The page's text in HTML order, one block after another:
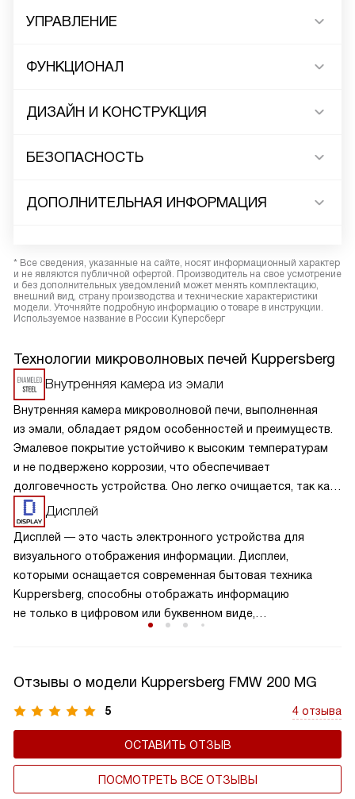
УПРАВЛЕНИЕ
ФУНКЦИОНАЛ
ДИЗАЙН И КОНСТРУКЦИЯ
БЕЗОПАСНОСТЬ
ДОПОЛНИТЕЛЬНАЯ ИНФОРМАЦИЯ
* Все сведения, указанные на сайте, носят информационный характер
и не являются публичной офертой. Производитель на свое усмотрение
и без дополнительных уведомлений может менять комплектацию,
внешний вид, страну производства и технические характеристики
модели. Уточняйте подробную информацию о товаре в инструкции.
Используемое название в России Куперсберг
Технологии микроволновых печей Kuppersberg
Внутренняя камера из эмали
Внутренняя камера микроволновой печи, выполненная
из эмали, обладает рядом особенностей и преимуществ.
Эмалевое покрытие устойчиво к высоким температурам
и не подвержено коррозии, что обеспечивает
долговечность устройства. Оно легко очищается, так как
гладкая поверхность предотвращает прилипание
остатков пищи и жира. Эмаль также обладает высокой
гигиеничностью, не впитывает запахи и не выделяет
вредных веществ при нагреве. Благодаря этим качествам,
эмалированные камеры обеспечивают удобство
в использовании и уходе, делая процесс приготовления
пищи более комфортным и безопасным.
Дисплей
Дисплей — это часть электронного устройства для
визуального отображения информации. Дисплеи,
которыми оснащается современная бытовая техника
Kuppersberg, способны отображать информацию
не только в цифровом или буквенном виде,
Отзывы о модели Kuppersberg FMW 200 MG
5 4 отзыва
ОСТАВИТЬ ОТЗЫВ
ПОСМОТРЕТЬ ВСЕ ОТЗЫВЫ